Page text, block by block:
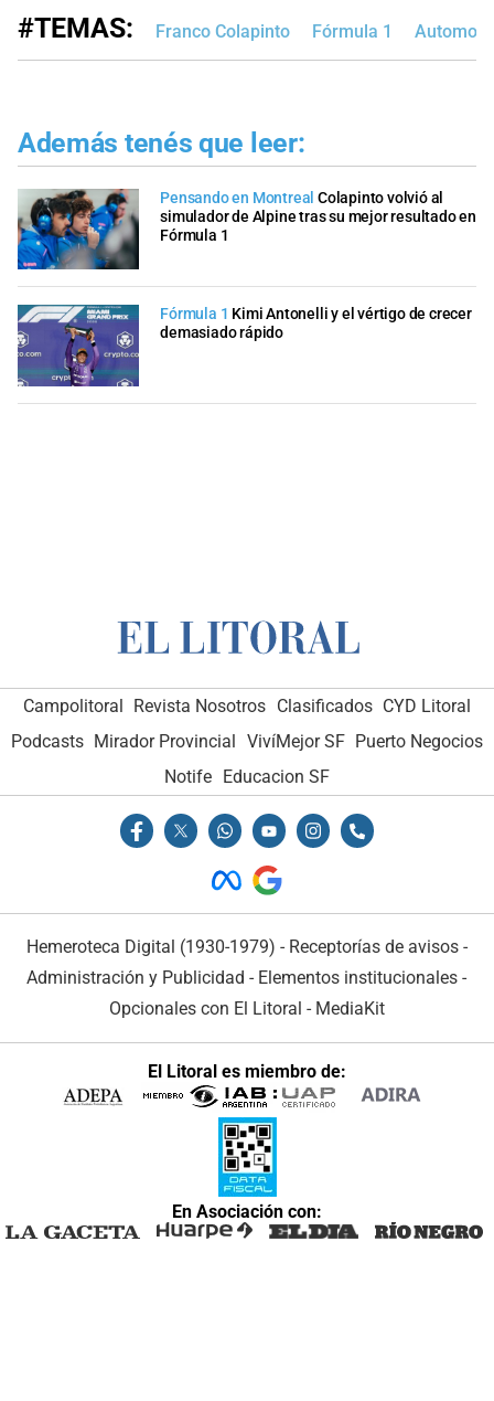
#TEMAS: Franco Colapinto Fórmula 1
Además tenés que leer:
Pensando en Montreal Colapinto volvió al
simulador de Alpine tras su mejor resultado en
Fórmula 1
Fórmula 1 Kimi Antonelli y el vértigo de crecer
demasiado rápido
Campolitoral Revista Nosotros Clasificados CYD Litoral
Podcasts Mirador Provincial VivíMejor SF Puerto Negocios
Notife
Educacion SF
Hemeroteca Digital (1930-1979) - Receptorías de avisos -
Administración y Publicidad - Elementos institucionales -
Opcionales con El Litoral - MediaKit
El Litoral es miembro de:
En Asociación con: